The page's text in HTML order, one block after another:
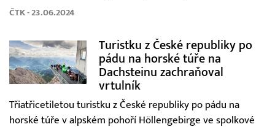
ČTK - 23.06.2024
Turistku z České republiky po
pádu na horské túře na
Dachsteinu zachraňoval
vrtulník
Třiatřicetiletou turistku z České republiky po pádu na
horské túře v alpském pohoří Höllengebirge ve spolkové